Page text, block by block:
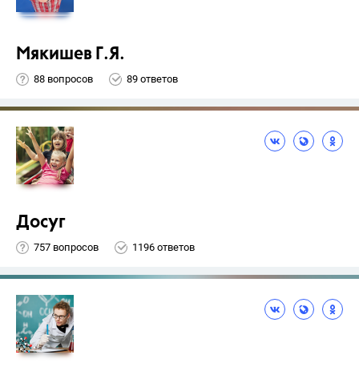
Мякишев Г.Я.
88 вопросов 89 ответов
Досуг
757 вопросов 1196 ответов